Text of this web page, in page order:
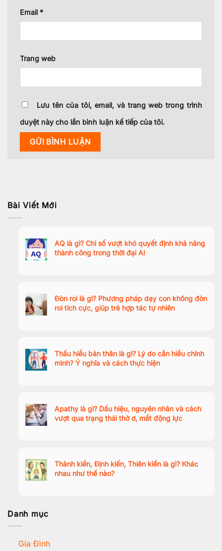
Email *
Trang web
Lưu tên của tôi, email, và trang web trong trình
duyệt này cho lần bình luận kế tiếp của tôi.
Bài Viết Mới
AQ là gì? Chỉ số vượt khó quyết định khả năng
thành công trong thời đại AI
Đòn roi là gì? Phương pháp dạy con không đòn
roi tích cực, giúp trẻ hợp tác tự nhiên
Thấu hiểu bản thân là gì? Lý do cần hiểu chính
mình? Ý nghĩa và cách thực hiện
Apathy là gì? Dấu hiệu, nguyên nhân và cách
vượt qua trạng thái thờ ơ, mất động lực
Thành kiến, Định kiến, Thiên kiến là gì? Khác
nhau như thế nào?
Danh mục
Gia Đình